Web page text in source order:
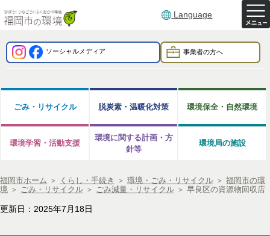
Language
ソーシャルメディア 事業者の方へ
ごみ・リサイクル 脱炭素・温暖化対策 環境保全・自然環境
環境学習・活動支援
環境に関する計画・方
針等
環境局の施設
福岡市ホーム ＞ くらし・手続き ＞ 環境・ごみ・リサイクル ＞ 福岡市の環
境 ＞ ごみ・リサイクル ＞ ごみ減量・リサイクル ＞ 早良区の資源物回収店
更新日：2025年7月18日